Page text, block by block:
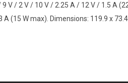
V / 2 V / 10 V / 2.25 A / 12 V / 1.5 A
A (15 W max). Dimensions: 119.9 x